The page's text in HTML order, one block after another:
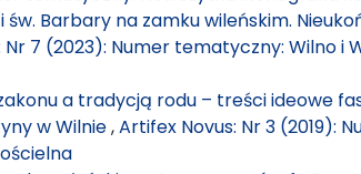
i św. Barbary na zamku wileńskim.
Nr 7 (2023): Numer tematyczny: Wilno i
a tradycją rodu – treści ideowe
w Wilnie,Artifex Novus: Nr 3 (2019):